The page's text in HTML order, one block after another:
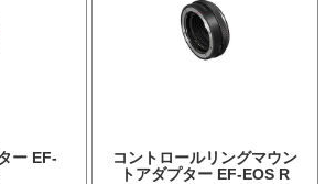
ー EF-
コントロールリングマウン
トアダプター EF-EOS R